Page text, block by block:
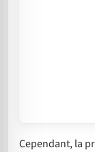
Cependant, la